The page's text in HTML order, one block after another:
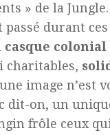
» de la Jungle.
durant
casque colonial
charitables,
image n’est
dit-on, un
frôle ceux